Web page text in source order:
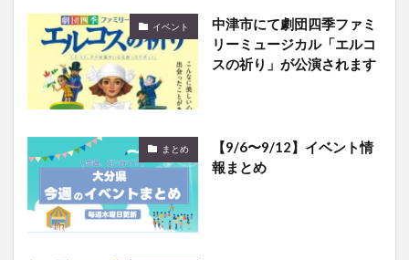
イベント
中津市にて劇団四季ファミ
リーミュージカル「エルコ
スの祈り」が公演されます
まとめ
【9/6〜9/12】イベント情
報まとめ